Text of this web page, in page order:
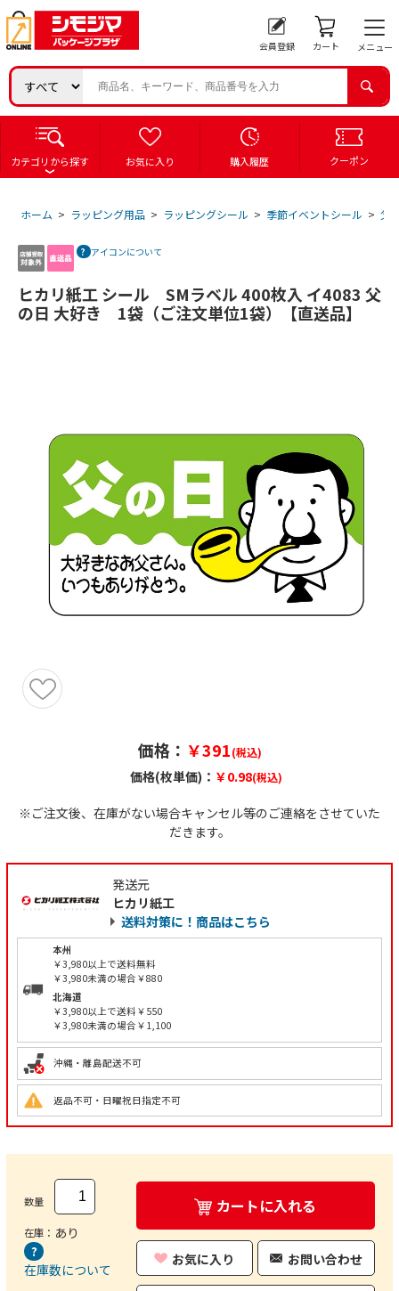
会員登録 カート メニュー
カテゴリから探す お気に入り 購入履歴 クーポン
ホーム > ラッピング用品 > ラッピングシール > 季節イベントシール > 父
アイコンについて
ヒカリ紙工 シール SMラベル 400枚入 イ4083 父
の日 大好き 1袋（ご注文単位1袋）【直送品】
価格： ￥391(税込)
価格(枚単価)： ￥0.98(税込)
※ご注文後、在庫がない場合キャンセル等のご連絡をさせていた
だきます。
発送元
ヒカリ紙工
送料対策に！商品はこちら
本州
￥3,980以上で送料無料
￥3,980未満の場合￥880
北海道
￥3,980以上で送料￥550
￥3,980未満の場合￥1,100
沖縄・離島配送不可
返品不可・日曜祝日指定不可
数量
在庫： あり
在庫数について
カートに入れる
お気に入り お問い合わせ